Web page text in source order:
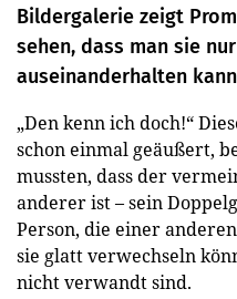
Bildergalerie zeigt
sehen, dass man sie
auseinanderhalten
„Den kenn ich doch!“
schon einmal geäußert,
mussten, dass der
anderer ist – sein
Person, die einer
sie glatt verwechseln
nicht verwandt sind.